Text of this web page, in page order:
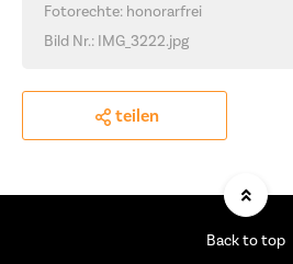
Fotorechte: honorarfrei
Bild Nr.: IMG_3222.jpg
teilen
Back to top